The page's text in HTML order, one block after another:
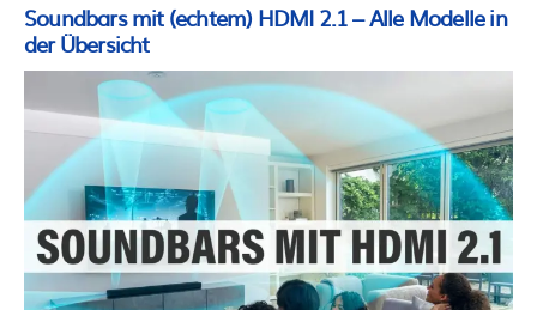
Soundbars mit (echtem) HDMI 2.1 – Alle Modelle in
der Übersicht